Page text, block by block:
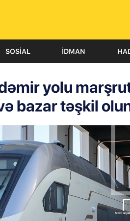
SOSIAL İDMAN
yolu
bazar təşkil